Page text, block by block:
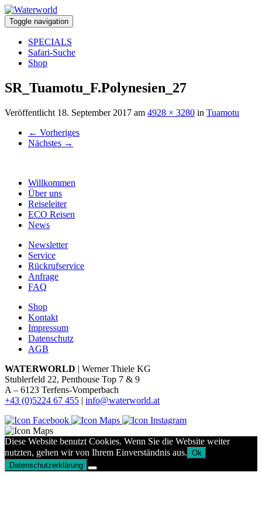
Toggle navigation
SPECIALS
Safari-Suche
Shop
SR_Tuamotu_F.Polynesien_27
Veröffentlicht 18. September 2017 am 4928 × 3280 in Tuamotu
← Vorheriges
Nächstes →
Willkommen
Über uns
Reiseleiter
ECO Reisen
News
Newsletter
Service
Rückrufservice
Anfrage
FAQ
Shop
Kontakt
Impressum
Datenschutz
AGB
WATERWORLD | Werner Thiele KG
Stublerfeld 22, Penthouse Top 7 & 9
A – 6123 Terfens-Vomperbach
+43 (0)5224 67 455 | info@waterworld.at
Diese Website benutzt Cookies. Wenn Sie die Website weiter
nutzten, gehen wir von Ihrem Einverständnis aus. Ok
Datenschutzerklärung